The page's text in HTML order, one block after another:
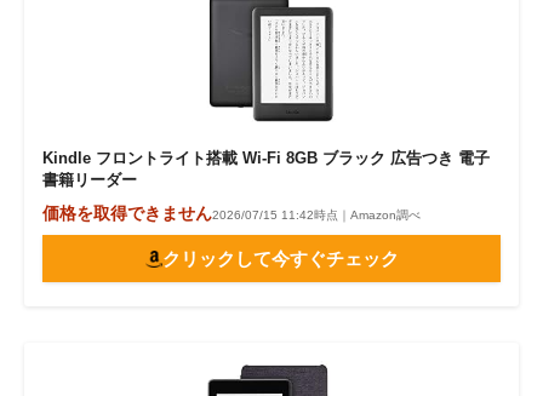
Kindle フロントライト搭載 Wi-Fi 8GB ブラック 広告つき 電子
書籍リーダー
価格を取得できません2026/07/15 11:42時点｜Amazon調べ
クリックして今すぐチェック